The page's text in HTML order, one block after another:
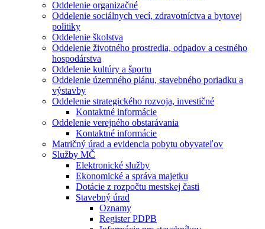
Oddelenie organizačné
Oddelenie sociálnych vecí, zdravotníctva a bytovej
politiky
Oddelenie školstva
Oddelenie životného prostredia, odpadov a cestného
hospodárstva
Oddelenie kultúry a športu
Oddelenie územného plánu, stavebného poriadku a
výstavby
Oddelenie strategického rozvoja, investičné
Kontaktné informácie
Oddelenie verejného obstarávania
Kontaktné informácie
Matričný úrad a evidencia pobytu obyvateľov
Služby MČ
Elektronické služby
Ekonomické a správa majetku
Dotácie z rozpočtu mestskej časti
Stavebný úrad
Oznamy
Register PDPB